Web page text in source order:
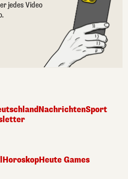
jedes Video
NachrichtenSport
HoroskopHeute Games